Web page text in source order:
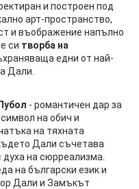
и построен под
арт-пространство,
и въображение напълно
си творба на
едни от най-
Дали.
- романтичен дар за
на обич и
на тяхната
Дали съчетава
на сюрреализма.
на български език и
Дали и Замъкът